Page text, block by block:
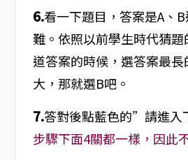
6.看一下題目，答案是A、
難。依照以前學生時代猜
道答案的時候，選答案最
大，那就選B吧。
7.答對後點藍色的”請進入
步驟下面4關都一樣，因此